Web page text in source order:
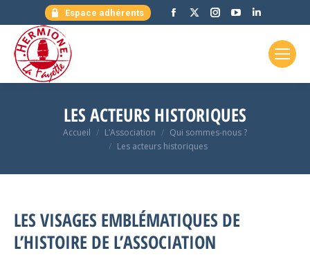
Espace adhérents
Facebook
newnew
Instagram
new
YouTube
opens
new
opens
new
LES ACTEURS HISTORIQUES
Vous êtes ici :
Accueil L’Association
Qui sommes-nous ?
Les acteurs historiques
LES VISAGES EMBLÉMATIQUES DE
L’HISTOIRE DE L’ASSOCIATION